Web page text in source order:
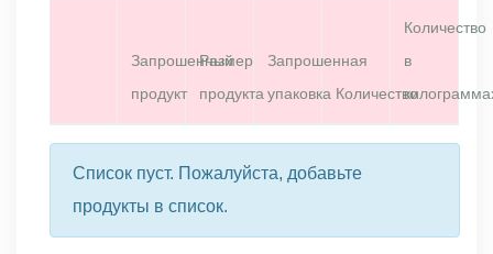
Запрошенный
продукт
Размер
продукта
Запрошенная
упаковка Количество
Количество
в
Список пуст. Пожалуйста, добавьте
продукты в список.